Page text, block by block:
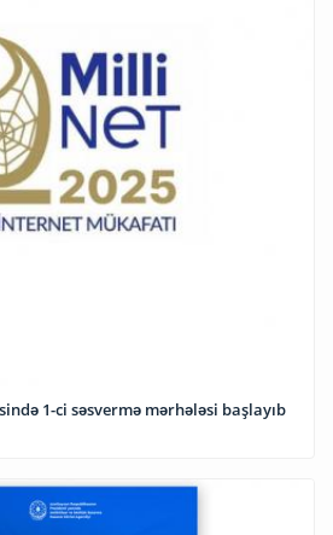
1-ci səsvermə mərhələsi başlayıb